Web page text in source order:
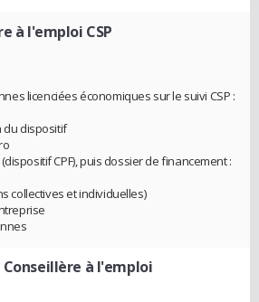
à l'emploi CSP
licenciées économiques sur le suivi CSP :
du dispositif
CPF), puis dossier de financement :
collectives et individuelles)
Conseillère à l'emploi